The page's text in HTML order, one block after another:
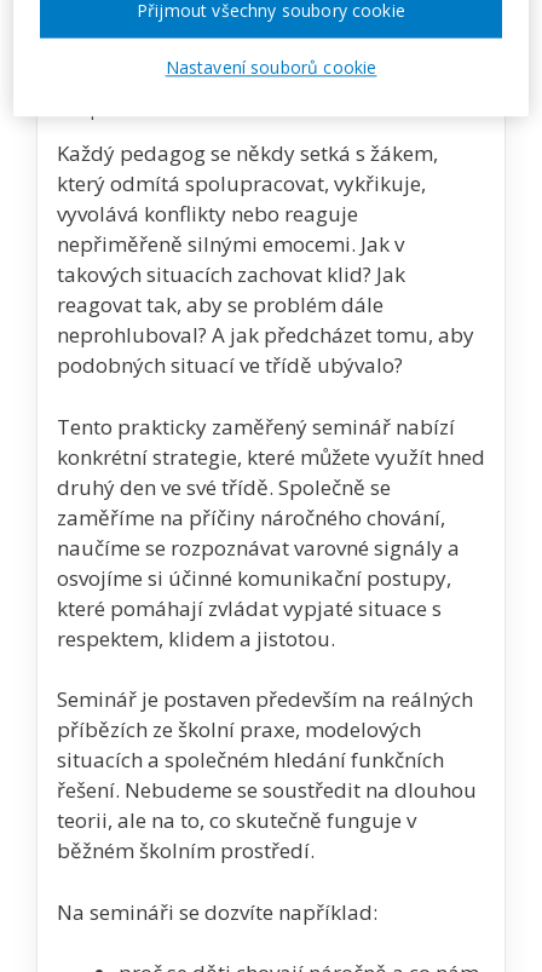
Každý pedagog se někdy setká s žákem,
který odmítá spolupracovat, vykřikuje,
vyvolává konflikty nebo reaguje
nepřiměřeně silnými emocemi. Jak v
takových situacích zachovat klid? Jak
reagovat tak, aby se problém dále
neprohluboval? A jak předcházet tomu, aby
podobných situací ve třídě ubývalo?
Tento prakticky zaměřený seminář nabízí
konkrétní strategie, které můžete využít hned
druhý den ve své třídě. Společně se
zaměříme na příčiny náročného chování,
naučíme se rozpoznávat varovné signály a
osvojíme si účinné komunikační postupy,
které pomáhají zvládat vypjaté situace s
respektem, klidem a jistotou.
Seminář je postaven především na reálných
příbězích ze školní praxe, modelových
situacích a společném hledání funkčních
řešení. Nebudeme se soustředit na dlouhou
teorii, ale na to, co skutečně funguje v
běžném školním prostředí.
Na semináři se dozvíte například:
Nastavení souborů cookie
Přijmout všechny soubory cookie